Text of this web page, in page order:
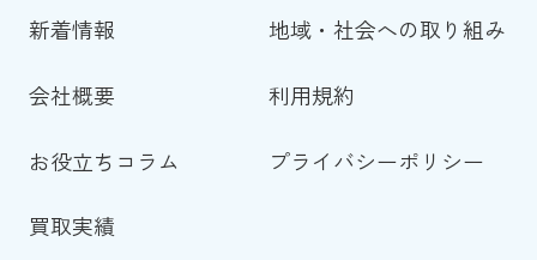
新着情報 地域・社会への取り組み
会社概要 利用規約
お役立ちコラム プライバシーポリシー
買取実績